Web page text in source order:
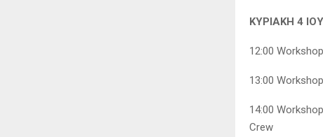
ΚΥΡΙΑΚΗ 4
12:00
13:00
14:00
Crew